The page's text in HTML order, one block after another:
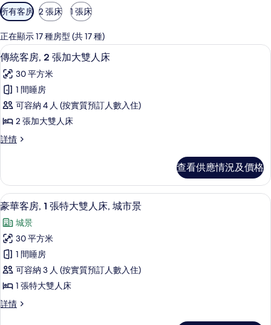
可
用
嘅
客
房
篩
選
條
所有客房 2 張床 1 張床
正在顯示 17 種房型 (共 17 種)
載
入
所
有
傳
統
客
2
張
加
大
雙
人
床
的
相
羽絨被、特厚豪華床墊、房內夾萬、書
3
傳統客房, 2 張加大雙人床
30 平方米
1 間睡房
可容納 4 人 (按實質預訂人數入住)
2 張加大雙人床
詳情
傳
2
張
加
雙
人
床
詳
情
查看供應情況及價格
載
入
所
有
豪
華
客
房,
羽絨被、特厚豪華床墊、房內夾萬、書
5
豪華客房, 1 張特大雙人床, 城市景
城景
30 平方米
1 間睡房
可容納 3 人 (按實質預訂人數入住)
1 張特大雙人床
詳情
豪